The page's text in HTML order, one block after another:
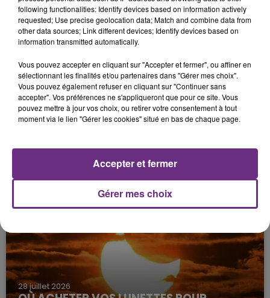
UN INCENDIE PRÈS DE REIMS
LA CHAMPAGNE-ARDENNE EN VIGILANCE
28 juillet 2026
following functionalities: Identify devices based on information actively
requested; Use precise geolocation data; Match and combine data from
other data sources; Link different devices; Identify devices based on
information transmitted automatically.
Vous pouvez accepter en cliquant sur "Accepter et fermer", ou affiner en
sélectionnant les finalités et/ou partenaires dans "Gérer mes choix".
Vous pouvez également refuser en cliquant sur "Continuer sans
accepter". Vos préférences ne s'appliqueront que pour ce site. Vous
pouvez mettre à jour vos choix, ou retirer votre consentement à tout
moment via le lien "Gérer les cookies" situé en bas de chaque page.
Gérer mes choix
Accepter et fermer